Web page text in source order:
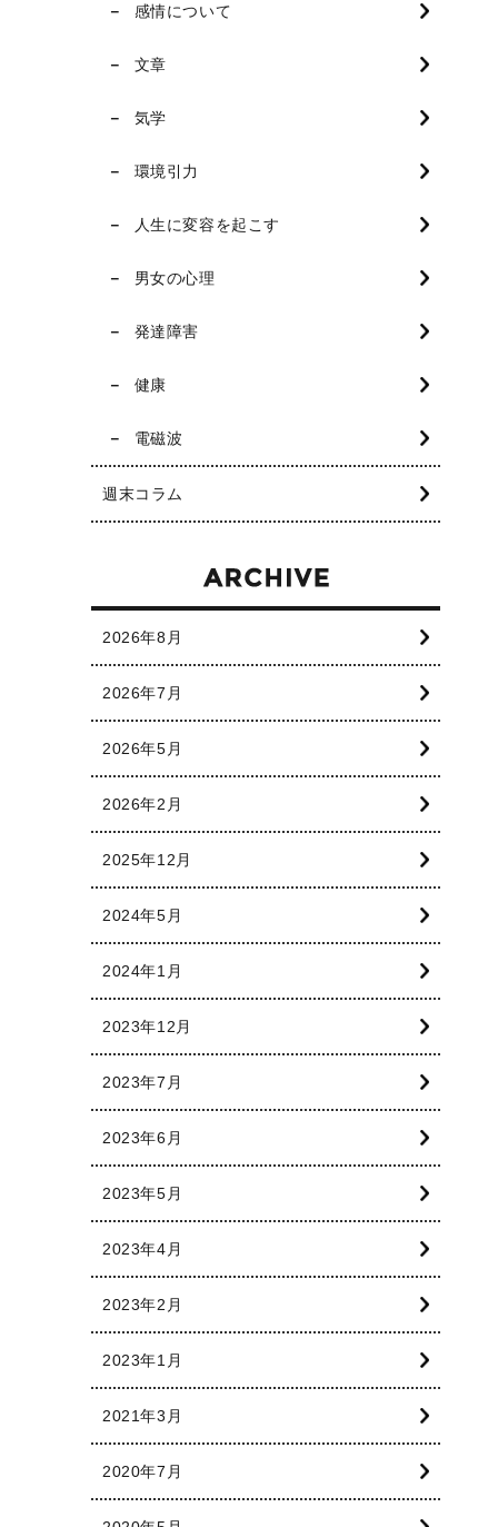
感情について
文章
気学
環境引力
人生に変容を起こす
男女の心理
発達障害
健康
電磁波
週末コラム
2026年8月
2026年7月
2026年5月
2026年2月
2025年12月
2024年5月
2024年1月
2023年12月
2023年7月
2023年6月
2023年5月
2023年4月
2023年2月
2023年1月
2021年3月
2020年7月